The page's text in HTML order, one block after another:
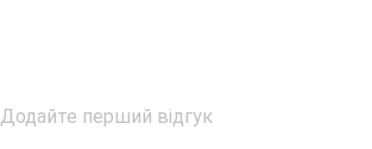
Додайте перший відгук